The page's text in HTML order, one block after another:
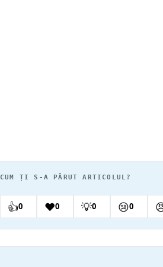
CUM ȚI S-A PĂRUT ARTICOLUL?
👍0 ❤️0 💡0 😢0